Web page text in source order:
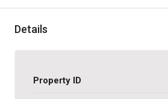
Details
Property ID